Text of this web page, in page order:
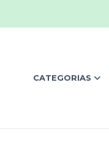
CATEGORIAS